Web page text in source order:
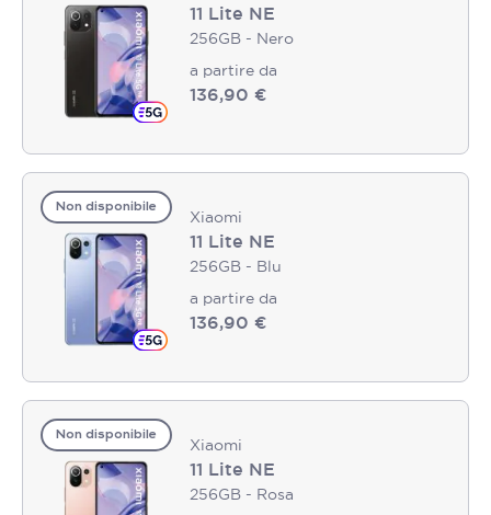
11 Lite NE
256GB - Nero
a partire da
136,90 €
Non disponibile Xiaomi
11 Lite NE
256GB - Blu
a partire da
136,90 €
Non disponibile Xiaomi
11 Lite NE
256GB - Rosa